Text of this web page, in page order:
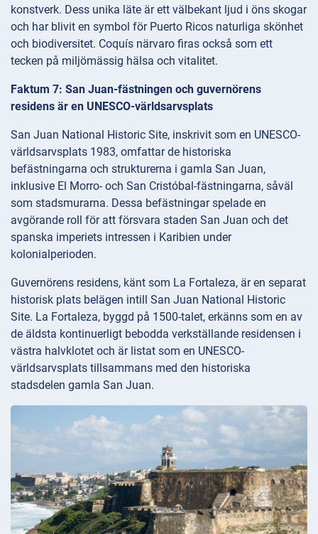
konstverk. Dess unika läte är ett välbekant ljud i öns skogar
och har blivit en symbol för Puerto Ricos naturliga skönhet
och biodiversitet. Coquís närvaro firas också som ett
tecken på miljömässig hälsa och vitalitet.
Faktum 7: San Juan-fästningen och guvernörens
residens är en UNESCO-världsarvsplats
San Juan National Historic Site, inskrivit som en UNESCO-
världsarvsplats 1983, omfattar de historiska
befästningarna och strukturerna i gamla San Juan,
inklusive El Morro- och San Cristóbal-fästningarna, såväl
som stadsmurarna. Dessa befästningar spelade en
avgörande roll för att försvara staden San Juan och det
spanska imperiets intressen i Karibien under
kolonialperioden.
Guvernörens residens, känt som La Fortaleza, är en separat
historisk plats belägen intill San Juan National Historic
Site. La Fortaleza, byggd på 1500-talet, erkänns som en av
de äldsta kontinuerligt bebodda verkställande residensen i
västra halvklotet och är listat som en UNESCO-
världsarvsplats tillsammans med den historiska
stadsdelen gamla San Juan.